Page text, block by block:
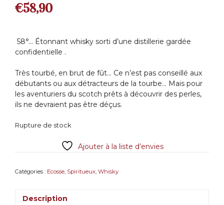
€58,90
58°… Étonnant whisky sorti d’une distillerie gardée
confidentielle .
Très tourbé, en brut de fût… Ce n’est pas conseillé aux
débutants ou aux détracteurs de la tourbe… Mais pour
les aventuriers du scotch prêts à découvrir des perles,
ils ne devraient pas être déçus.
Rupture de stock
Ajouter à la liste d’envies
Catégories : Ecosse, Spiritueux, Whisky
Description